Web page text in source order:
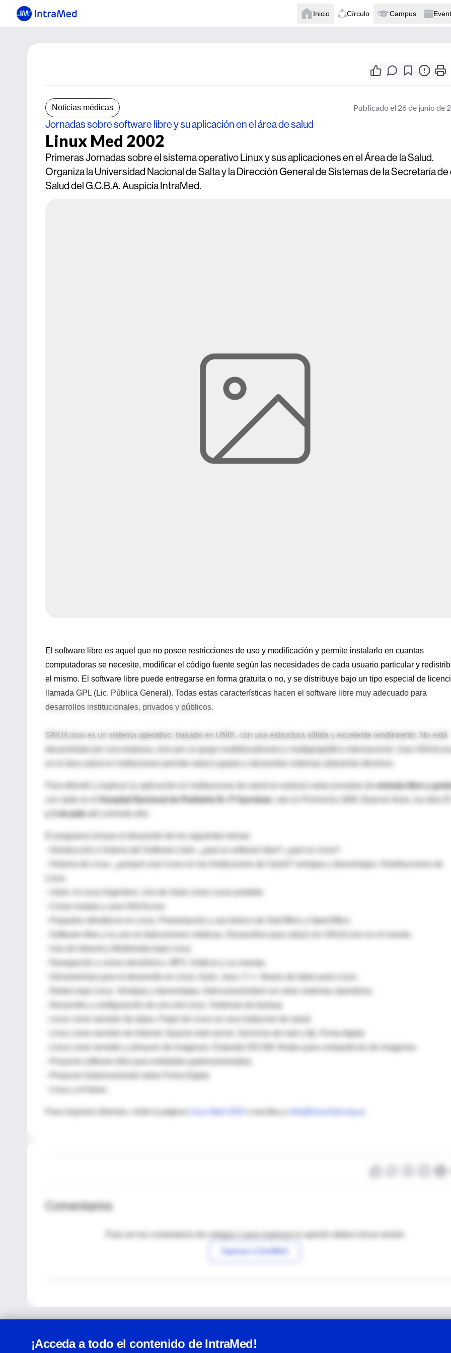
Inicio Círculo Campus
Noticias médicas Publicado el 26 de junio de
Jornadas sobre software libre y su aplicación en el área de salud
Linux Med 2002
Primeras Jornadas sobre el sistema operativo Linux y sus aplicaciones en el Área de la Salud.
Organiza la Universidad Nacional de Salta y la Dirección General de Sistemas de la Secretaría de
Salud del G.C.B.A. Auspicia IntraMed.
El software libre es aquel que no posee restricciones de uso y modificación y permite instalarlo en cuantas
computadoras se necesite, modificar el código fuente según las necesidades de cada usuario particular y
el mismo. El software libre puede entregarse en forma gratuita o no, y se distribuye bajo un tipo especial de
llamada GPL (Lic. Pública General). Todas estas características hacen el software libre muy adecuado para
desarrollos institucionales, privados y públicos.
GNU/Linux es un sistema operativo, basado en UNIX, con una estructura sólida y excelente rendimiento. No está
desarrollado por una empresa, sino por un grupo multidisciplinario y multigeográfico internacional. Usar GNU/
en el área salud en instituciones permite reducir gastos y desarrollar sistemas altamente efectivos.
Para difundir y explicar su aplicación en instituciones de salud se realizan estas jornadas de
entrada libre y
Hospital Nacional de Pediatría Dr. P Garrahan
y 3 de julio
El programa incluye el desarrollo de los siguientes temas:
- Historia de Linux. ¿porqué usar Linux en las Instituciones de Salud? ventajas y desventajas. Distribuciones de
- Ututo: el Linux Argentino. Uso de Ututo como Linux portable.
- Paquetes ofimáticos en Linux. Presentación y uso básico de StarOffice y OpenOffice
- Navegación y correo electrónico. MP3. Gráficos y su manejo.
- Redes bajo Linux. Ventajas y desventajas. Interconectividad con otros sistemas operativos.
- Desarrollo y configuración de una red Linux. Sistemas de backup.
- Linux como servidor de datos. Papel de Linux en una institución de salud.
- Linux como servidor de Internet. Apache web server. Servicios de mail y ftp. Firma digital.
- Linux como servidor y almacen de imagenes. Estandar DICOM. Redes para comparticion de imagenes.
- Proyecto software libre para entidades gubernamentales.
- Proyecto Gubernamental sobre Firma Digital
Para mayores informes, visite la página
Comentarios
Para ver los comentarios de colegas o para expresar tu opinión debes iniciar sesión
Ingresar a IntraMed
¡Acceda a todo el contenido de IntraMed!